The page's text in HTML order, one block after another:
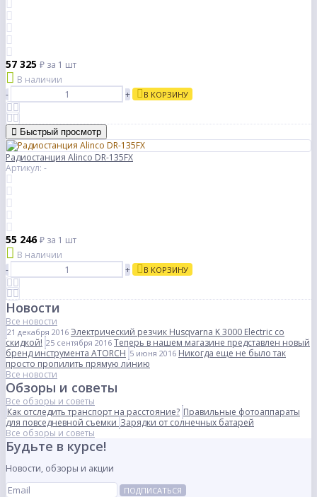
57 325 ₽ за 1 шт
В наличии
-
+ В КОРЗИНУ
Быстрый просмотр
Радиостанция Alinco DR-135FX
Артикул: -
55 246₽ за 1 шт
В наличии
-
+ В КОРЗИНУ
Новости
Все новости
21 декабря 2016 Электрический резчик Husqvarna K 3000 Electric со
скидкой! 25 сентября 2016 Теперь в нашем магазине представлен новый
бренд инструмента ATORCH 5 июня 2016 Никогда еще не было так
просто пропилить прямую линию
Все новости
Обзоры и советы
Все обзоры и советы
Как отследить транспорт на расстояние? Правильные фотоаппараты
для повседневной съемки Зарядки от солнечных батарей
Все обзоры и советы
Будьте в курсе!
Новости, обзоры и акции
ПОДПИСАТЬСЯ